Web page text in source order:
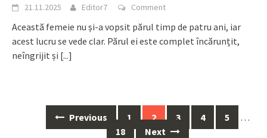
21.11.2025 Editor7 Comment
Această femeie nu și-a vopsit părul timp de patru ani, iar
acest lucru se vede clar. Părul ei este complet încărunțit,
neîngrijit și [...]
navigation
Previous 1 2 3 4 5
…
18
Next